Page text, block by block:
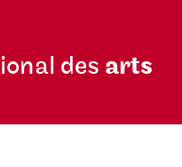
des arts